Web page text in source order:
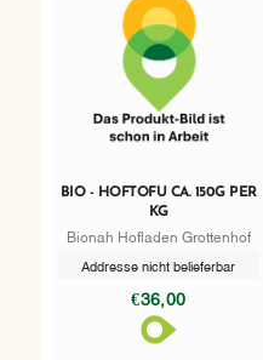
BIO - HOFTOFU CA. 150G PER
KG
Bionah Hofladen Grottenhof
Addresse nicht belieferbar
€36,00